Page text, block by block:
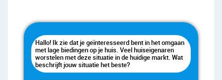
Hallo! Ik zie dat je geïnteresseerd bent in het omgaan
met lage biedingen op je huis. Veel huiseigenaren
worstelen met deze situatie in de huidige markt. Wat
beschrijft jouw situatie het beste?